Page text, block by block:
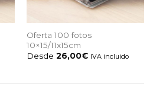
Oferta 100 fotos
10×15/11x15cm
Desde 26,00€ IVA incluido